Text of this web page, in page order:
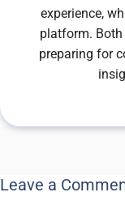
experience,
platform.
preparing for
Leave a